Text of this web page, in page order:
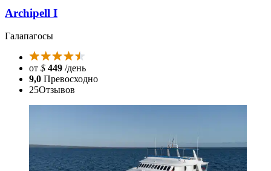
Archipell I
Галапагосы
от $ 449 /день
9,0 Превосходно
25Отзывов